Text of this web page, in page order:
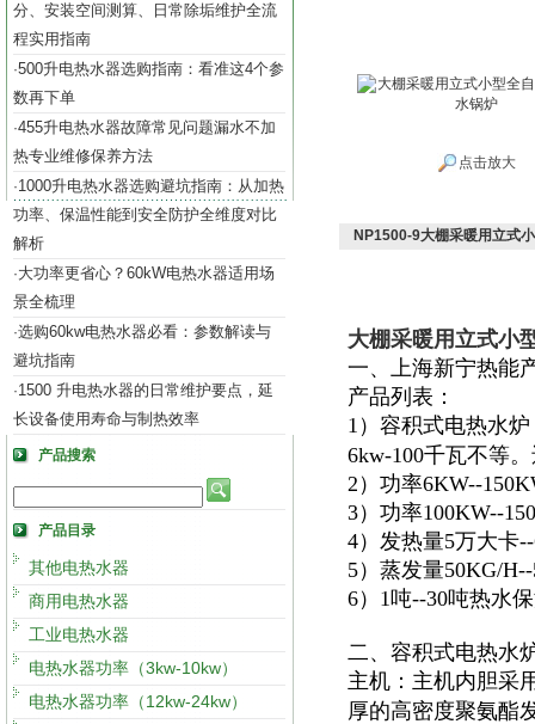
分、安装空间测算、日常除垢维护全流
程实用指南
·500升电热水器选购指南：看准这4个参
数再下单
·455升电热水器故障常见问题漏水不加
热专业维修保养方法
·1000升电热水器选购避坑指南：从加热
功率、保温性能到安全防护全维度对比
解析
·大功率更省心？60kW电热水器适用场
景全梳理
·选购60kw电热水器必看：参数解读与
避坑指南
·1500 升电热水器的日常维护要点，延
长设备使用寿命与制热效率
产品搜索
产品目录
其他电热水器
商用电热水器
工业电热水器
电热水器功率（3kw-10kw）
电热水器功率（12kw-24kw）
点击放大
NP1500-9大棚采暖用立式
大棚采暖用立式小
一、上海新宁热能
产品列表：
1）容积式电热水
6kw-100千瓦不等
2）功率6KW--
3）功率100KW--
4）发热量5万大卡
5）蒸发量50KG/
6）1吨--30吨热水
二、容积式电热水
主机：主机内胆采
厚的高密度聚氨酯